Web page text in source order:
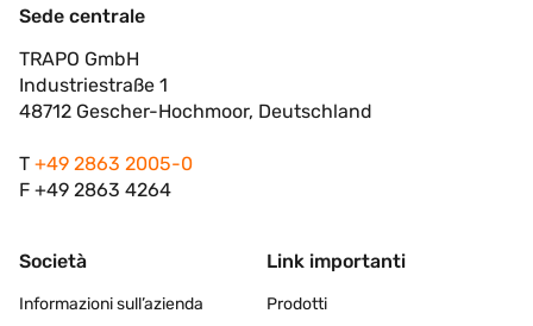
Sede centrale
TRAPO GmbH
Industriestraße 1
48712 Gescher-Hochmoor, Deutschland
T +49 2863 2005-0
F +49 2863 4264
Società
Informazioni sull’azienda
Link importanti
Prodotti